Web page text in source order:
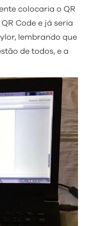
colocaria o QR
Code e já seria
lembrando que
de todos, e a